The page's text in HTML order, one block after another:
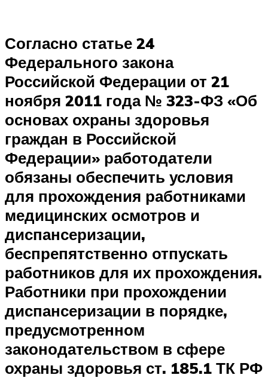
Согласно статье 24
Федерального закона
Российской Федерации от 21
ноября 2011 года № 323-ФЗ «Об
основах охраны здоровья
граждан в Российской
Федерации» работодатели
обязаны обеспечить условия
для прохождения работниками
медицинских осмотров и
диспансеризации,
беспрепятственно отпускать
работников для их прохождения.
Работники при прохождении
диспансеризации в порядке,
предусмотренном
законодательством в сфере
охраны здоровья ст. 185.1 ТК РФ